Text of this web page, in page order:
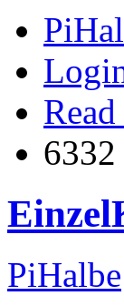
6332
PiHalbe